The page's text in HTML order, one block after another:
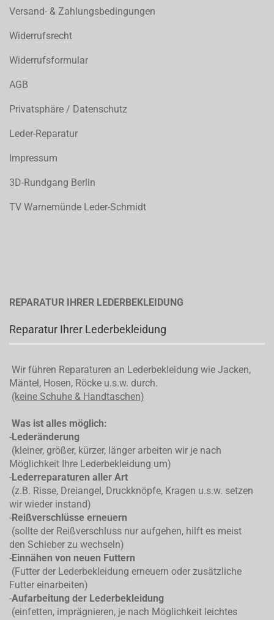
Versand- & Zahlungsbedingungen
Widerrufsrecht
Widerrufsformular
AGB
Privatsphäre / Datenschutz
Leder-Reparatur
Impressum
3D-Rundgang Berlin
TV Warnemünde Leder-Schmidt
REPARATUR IHRER LEDERBEKLEIDUNG
Reparatur Ihrer Lederbekleidung
Wir führen Reparaturen an Lederbekleidung wie Jacken,
Mäntel, Hosen, Röcke u.s.w. durch.
(keine Schuhe & Handtaschen)
Was ist alles möglich:
-Lederänderung
(kleiner, größer, kürzer, länger arbeiten wir je nach
Möglichkeit Ihre Lederbekleidung um)
-Lederreparaturen aller Art
(z.B. Risse, Dreiangel, Druckknöpfe, Kragen u.s.w. setzen
wir wieder instand)
-Reißverschlüsse erneuern
(sollte der Reißverschluss nur aufgehen, hilft es meist
den Schieber zu wechseln)
-Einnähen von neuen Futtern
(Futter der Lederbekleidung erneuern oder zusätzliche
Futter einarbeiten)
-Aufarbeitung der Lederbekleidung
(einfetten, imprägnieren, je nach Möglichkeit leichtes